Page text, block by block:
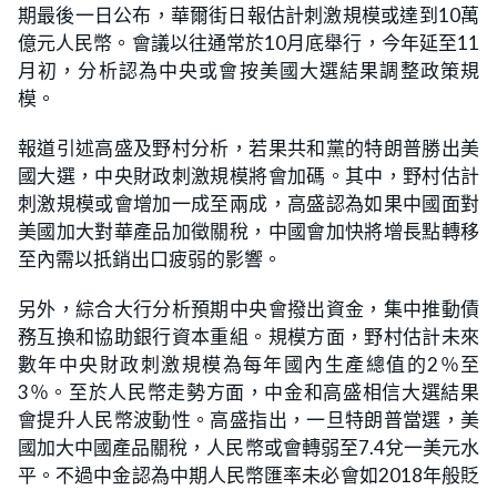
期最後一日公布，華爾街日報估計刺激規模或達到10萬
億元人民幣。會議以往通常於10月底舉行，今年延至11
月初，分析認為中央或會按美國大選結果調整政策規
模。
報道引述高盛及野村分析，若果共和黨的特朗普勝出美
國大選，中央財政刺激規模將會加碼。其中，野村估計
刺激規模或會增加一成至兩成，高盛認為如果中國面對
美國加大對華產品加徵關稅，中國會加快將增長點轉移
至內需以扺銷出口疲弱的影響。
另外，綜合大行分析預期中央會撥出資金，集中推動債
務互換和協助銀行資本重組。規模方面，野村估計未來
數年中央財政刺激規模為每年國內生產總值的2％至
3％。至於人民幣走勢方面，中金和高盛相信大選結果
會提升人民幣波動性。高盛指出，一旦特朗普當選，美
國加大中國產品關稅，人民幣或會轉弱至7.4兌一美元水
平。不過中金認為中期人民幣匯率未必會如2018年般貶